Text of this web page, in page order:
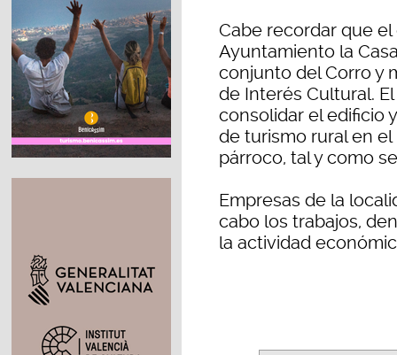
Cabe recordar que
Ayuntamiento la
conjunto del Corro y
de Interés Cultural.
consolidar el edificio
de turismo rural en
párroco, tal y como
Empresas de la
cabo los trabajos,
la actividad